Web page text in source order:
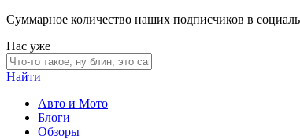
Суммарное количество наших подписчиков в
Нас уже
Найти
Авто и Мото
Блоги
Обзоры